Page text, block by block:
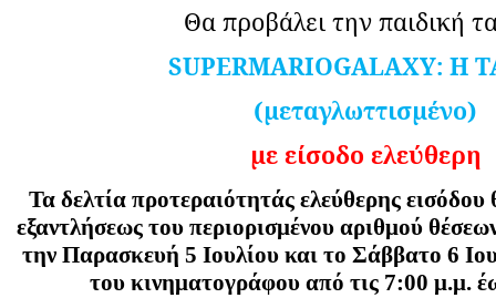
Θα προβάλει την παιδική
SUPERMARIOGALAXY: Η
(μεταγλωττισμένο)
με είσοδο ελεύθερη
Τα δελτία προτεραιότητάς ελεύθερης εισόδου
εξαντλήσεως του περιορισμένου αριθμού
την Παρασκευή 5 Ιουλίου και το Σάββατο 6
του κινηματογράφου από τις 7:00 μ.μ.